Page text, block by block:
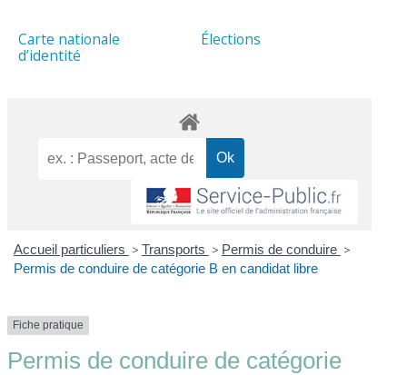
Carte nationale
d’identité
Élections
Accueil particuliers > Transports > Permis de conduire >
Permis de conduire de catégorie B en candidat libre
Fiche pratique
Permis de conduire de catégorie